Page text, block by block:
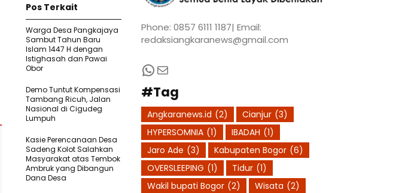
Pos Terkait
Warga Desa Pangkajaya
Sambut Tahun Baru
Islam 1447 H dengan
Istighasah dan Pawai
Obor
Demo Tuntut Kompensasi
Tambang Ricuh, Jalan
Nasional di Cigudeg
Lumpuh
Kasie Perencanaan Desa
Sadeng Kolot Salahkan
Masyarakat atas Tembok
Ambruk yang Dibangun
Dana Desa
Phone: 0857 6111 1187| Email:
redaksiangkaranews@gmail.com
WhatsApp
Mail
#Tag
Angkaranews.id (2) Cianjur (3)
HYPERSOMNIA (1) IBADAH (1)
Jaro Ade (3) Kabupaten Bogor (6)
OVERSLEEPING (1) Tidur (1)
Wakil bupati Bogor (2) Wisata (2)